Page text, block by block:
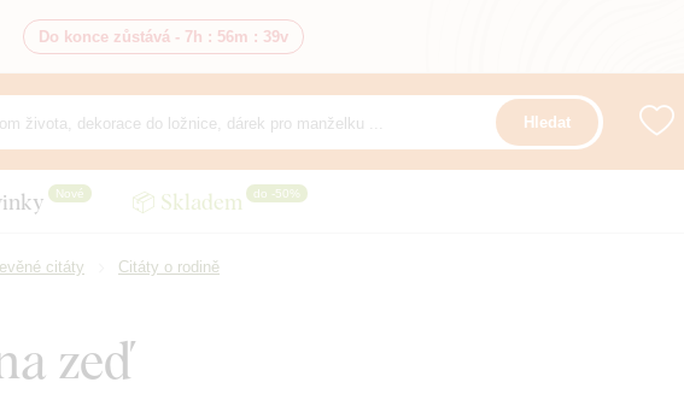
Do konce zůstává - 7h : 56m : 37v
Hledat
Nové 📦 Skladem do -50%
citáty Citáty o rodině
zeď